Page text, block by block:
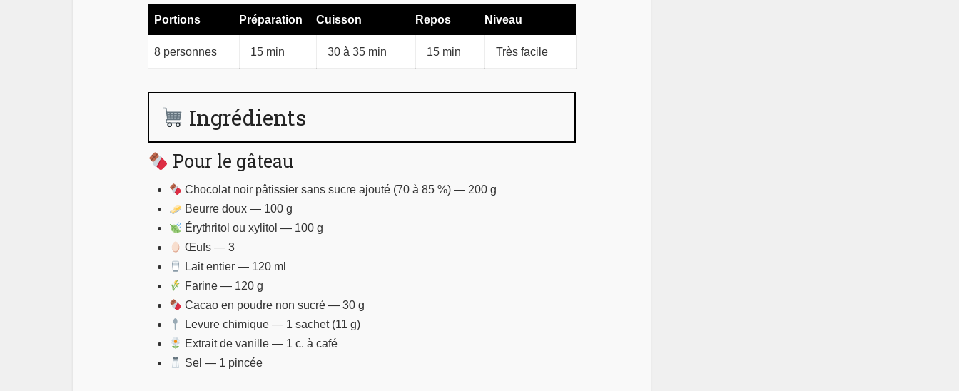
Portions Préparation Cuisson Repos Niveau
8 personnes 15 min 30 à 35 min 15 min Très facile
Ingrédients
Pour le gâteau
Chocolat noir pâtissier sans sucre ajouté (70 à 85 %) — 200 g
Beurre doux — 100 g
Érythritol ou xylitol — 100 g
Œufs — 3
Lait entier — 120 ml
Farine — 120 g
Cacao en poudre non sucré — 30 g
Levure chimique — 1 sachet (11 g)
Extrait de vanille — 1 c. à café
Sel — 1 pincée